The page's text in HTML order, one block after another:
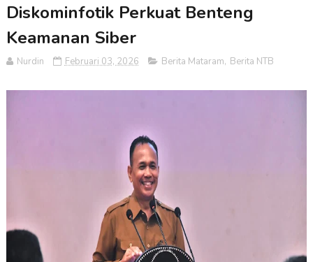
Diskominfotik Perkuat Benteng
Keamanan Siber
Nurdin Februari 03, 2026 Berita Mataram, Berita NTB